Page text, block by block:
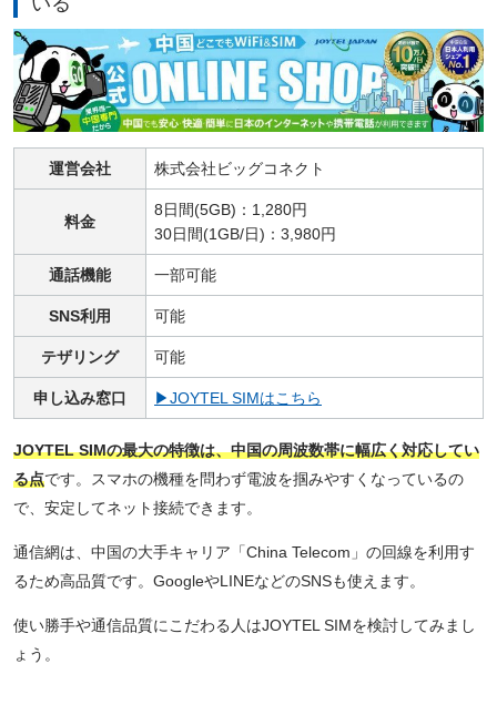
運営会社 株式会社ビッグコネクト
料金
8日間(5GB)：1,280円
30日間(1GB/日)：3,980円
通話機能 一部可能
SNS利用 可能
テザリング 可能
申し込み窓口 ▶JOYTEL SIMはこちら
JOYTEL SIMの最大の特徴は、中国の周波数帯に幅広く対応してい
る点です。スマホの機種を問わず電波を掴みやすくなっているの
で、安定してネット接続できます。
通信網は、中国の大手キャリア「China Telecom」の回線を利用す
るため高品質です。GoogleやLINEなどのSNSも使えます。
使い勝手や通信品質にこだわる人はJOYTEL SIMを検討してみまし
ょう。